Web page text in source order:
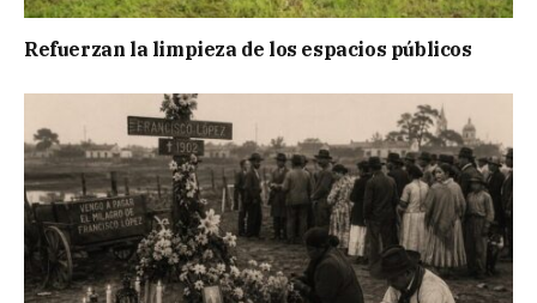
Refuerzan la limpieza de los espacios públicos